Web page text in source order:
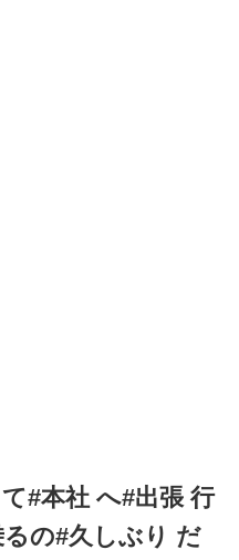
#本社 へ#出張 行
の#久しぶり だ